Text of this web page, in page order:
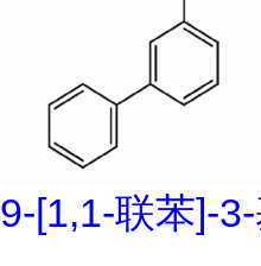
9-[1,1-联苯]-